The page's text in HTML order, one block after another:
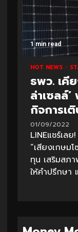
1 min read
HOT NEWS
ธพว. เคี
ล่าเซลล์
กิจการเ
01/09/2022
LINEแชร์เล
“เสียงเกษม
ทุน เสริมสภ
ให้คำปรึกษา